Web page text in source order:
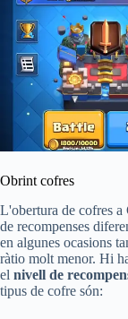
Obrint cofres
L'obertura de cofres
de recompenses
en algunes ocasions
ràtio molt menor. Hi
el nivell de
tipus de cofre són: